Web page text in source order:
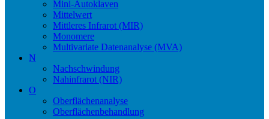
Mini-Autoklaven
Mittelwert
Mittleres Infrarot (MIR)
Monomere
Multivariate Datenanalyse (MVA)
N
Nachschwindung
Nahinfrarot (NIR)
O
Oberflächenanalyse
Oberflächenbehandlung